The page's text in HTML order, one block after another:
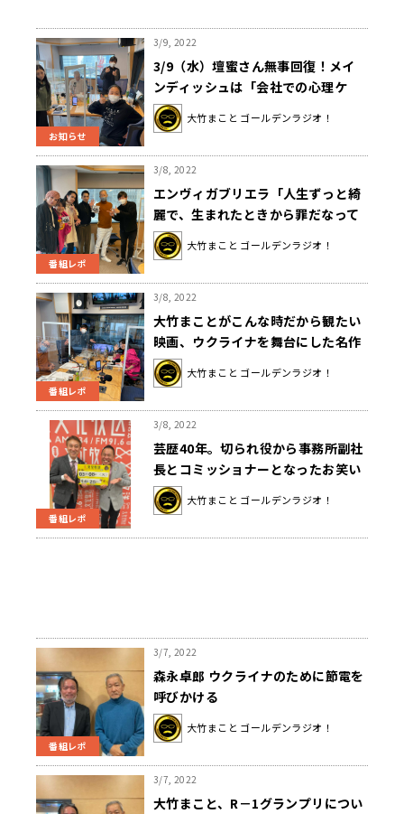
お知らせ
3/9, 2022
3/9（水）壇蜜さん無事回復！メイ
ンディッシュは「会社での心理ケ
ア」について！
大竹まこと ゴールデンラジオ！
番組レポ
3/8, 2022
エンヴィガブリエラ「人生ずっと綺
麗で、生まれたときから罪だなって
思っていました」
大竹まこと ゴールデンラジオ！
番組レポ
3/8, 2022
大竹まことがこんな時だから観たい
映画、ウクライナを舞台にした名作
「ひまわり」
大竹まこと ゴールデンラジオ！
番組レポ
3/8, 2022
芸歴40年。切られ役から事務所副社
長とコミッショナーとなったお笑い
コンビ、ブッチャーブラザーズ「錦
鯉に憧れて……」
大竹まこと ゴールデンラジオ！
番組レポ
3/7, 2022
森永卓郎 ウクライナのために節電を
呼びかける
大竹まこと ゴールデンラジオ！
3/7, 2022
大竹まこと、R－1グランプリについ